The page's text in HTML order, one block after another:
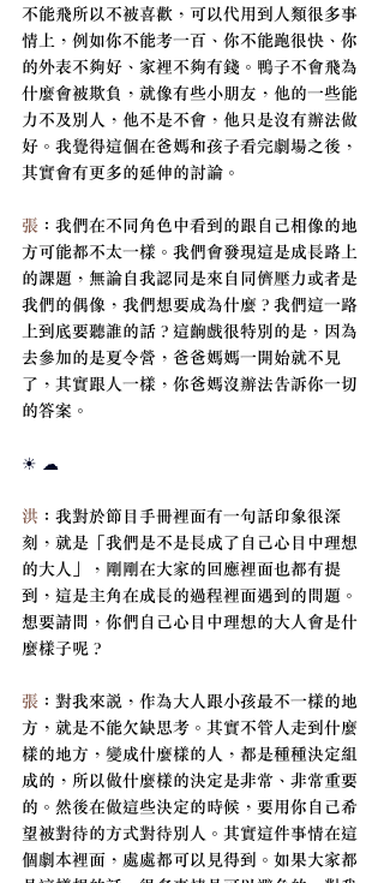
不能飛所以不被喜歡，可以代用到人類很多事
情上，例如你不能考一百、你不能跑很快、你
的外表不夠好、家裡不夠有錢。鴨子不會飛為
什麼會被欺負，就像有些小朋友，他的一些能
力不及別人，他不是不會，他只是沒有辦法做
好。我覺得這個在爸媽和孩子看完劇場之後，
其實會有更多的延伸的討論。
張 ：我們在不同角色中看到的跟自己相像的地
方可能都不太一樣。我們會發現這是成長路上
的課題，無論自我認同是來自同儕壓力或者是
我們的偶像，我們想要成為什麼？我們這一路
上到底要聽誰的話？這齣戲很特別的是，因為
去參加的是夏令營，爸爸媽媽一開始就不見
了，其實跟人一樣，你爸媽沒辦法告訴你一切
的答案。
☀ ☁
洪 ：我對於節目手冊裡面有一句話印象很深
刻，就是「我們是不是長成了自己心目中理想
的大人」，剛剛在大家的回應裡面也都有提
到，這是主角在成長的過程裡面遇到的問題。
想要請問，你們自己心目中理想的大人會是什
麼樣子呢？
張 ：對我來說，作為大人跟小孩最不一樣的地
方，就是不能欠缺思考。其實不管人走到什麼
樣的地方，變成什麼樣的人，都是種種決定組
成的，所以做什麼樣的決定是非常、非常重要
的。然後在做這些決定的時候，要用你自己希
望被對待的方式對待別人。其實這件事情在這
個劇本裡面，處處都可以見得到。如果大家都